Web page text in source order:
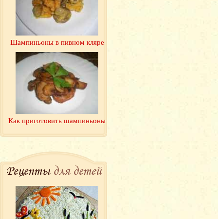
Шампиньоны в пивном кляре
Как приготовить шампиньоны
Рецепты для детей